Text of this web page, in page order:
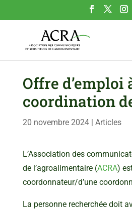
Offre d’emploi
coordination
20 novembre 2024| Articles
L’Association des
de l’agroalimentaire (ACRA)
coordonnateur/d’une
La personne recherchée doit